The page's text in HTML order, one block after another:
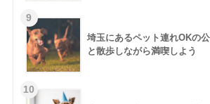
埼玉にあるペット連れOKの
と散歩しながら満喫しよう